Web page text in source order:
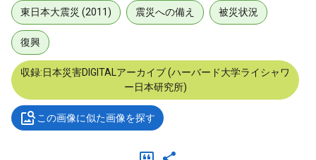
東日本大震災 (2011) 震災への備え 被災状況
復興
収録:日本災害DIGITALアーカイブ (ハーバード大学ライシャワ
ー日本研究所)
この画像に似た画像を探す